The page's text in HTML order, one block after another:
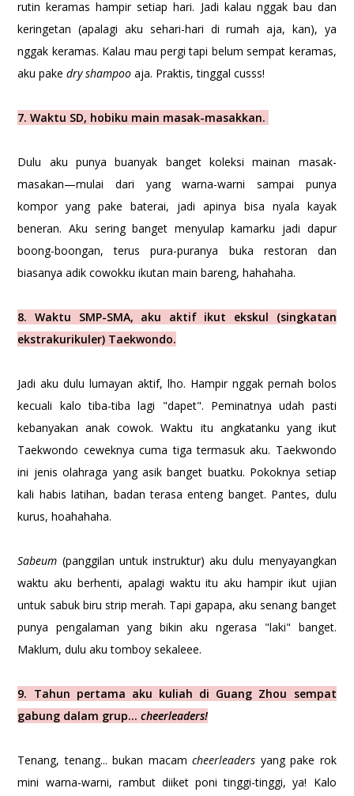
rutin keramas hampir setiap hari. Jadi kalau nggak bau dan
keringetan (apalagi aku sehari-hari di rumah aja, kan), ya
nggak keramas. Kalau mau pergi tapi belum sempat keramas,
aku pakedry shampooaja. Praktis, tinggal cusss!
7. Waktu SD, hobiku main masak-masakkan.
Dulu aku punya buanyak banget koleksi mainan masak-
masakan—mulai dari yang warna-warni sampai punya
kompor yang pake baterai, jadi apinya bisa nyala kayak
beneran. Aku sering banget menyulap kamarku jadi dapur
boong-boongan, terus pura-puranya buka restoran dan
biasanya adik cowokku ikutan main bareng, hahahaha.
8. Waktu SMP-SMA, aku aktif ikut ekskul (singkatan
ekstrakurikuler) Taekwondo.
Jadi aku dulu lumayan aktif, lho. Hampir nggak pernah bolos
kecuali kalo tiba-tiba lagi "dapet". Peminatnya udah pasti
kebanyakan anak cowok. Waktu itu angkatanku yang ikut
Taekwondo ceweknya cuma tiga termasuk aku. Taekwondo
ini jenis olahraga yang asik banget buatku. Pokoknya setiap
kali habis latihan, badan terasa enteng banget. Pantes, dulu
kurus, hoahahaha.
Sabeum (panggilan untuk instruktur) aku dulu menyayangkan
waktu aku berhenti, apalagi waktu itu aku hampir ikut ujian
untuk sabuk biru strip merah. Tapi gapapa, aku senang banget
punya pengalaman yang bikin aku ngerasa "laki" banget.
Maklum, dulu aku tomboy sekaleee.
9. Tahun pertama aku kuliah di Guang Zhou sempat
gabung dalam grup...cheerleaders!
Tenang, tenang... bukan macamcheerleaders yang pake rok
mini warna-warni, rambut diiket poni tinggi-tinggi, ya! Kalo